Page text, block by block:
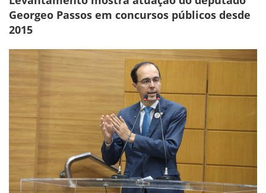
Georgeo Passos em concursos públicos desde
2015